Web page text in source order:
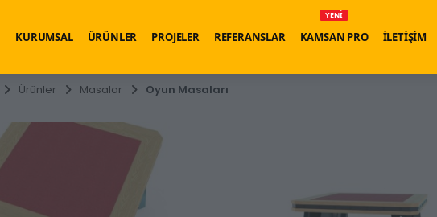
KURUMSAL ÜRÜNLER PROJELER REFERANSLAR
YENİ
KAMSAN PRO İLETİŞİM
Ürünler Masalar Oyun Masaları